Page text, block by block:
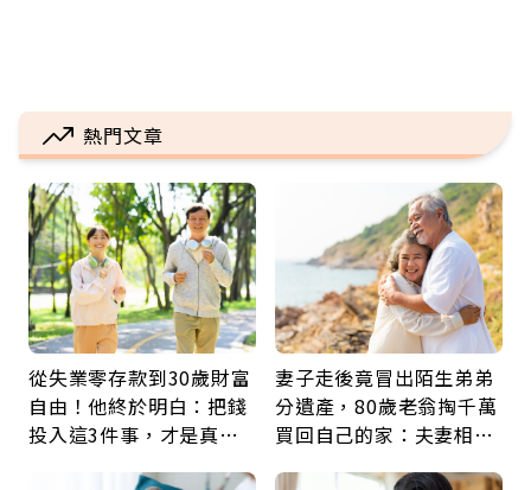
熱門文章
從失業零存款到30歲財富
自由！他終於明白：把錢
投入這3件事，才是真正
妻子走後竟冒出陌生弟弟
分遺產，80歲老翁掏千萬
買回自己的家：夫妻相守